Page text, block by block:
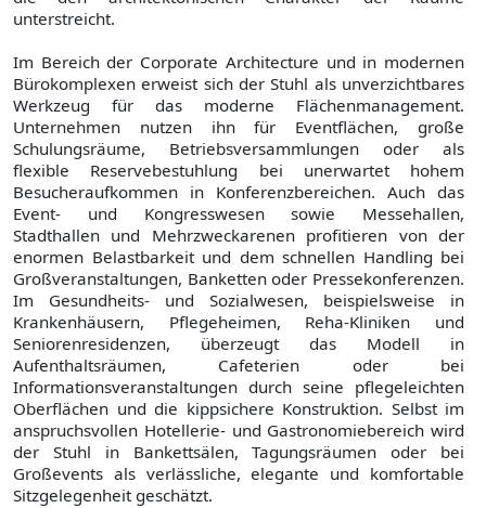
unterstreicht.
Im Bereich der Corporate Architecture und in modernen
Bürokomplexen erweist sich der Stuhl als unverzichtbares
Werkzeug für das moderne Flächenmanagement.
Unternehmen nutzen ihn für Eventflächen, große
Schulungsräume, Betriebsversammlungen oder als
flexible Reservebestuhlung bei unerwartet hohem
Besucheraufkommen in Konferenzbereichen. Auch das
Event- und Kongresswesen sowie Messehallen,
Stadthallen und Mehrzweckarenen profitieren von der
enormen Belastbarkeit und dem schnellen Handling bei
Großveranstaltungen, Banketten oder Pressekonferenzen.
Im Gesundheits- und Sozialwesen, beispielsweise in
Krankenhäusern, Pflegeheimen, Reha-Kliniken und
Seniorenresidenzen, überzeugt das Modell in
Aufenthaltsräumen, Cafeterien oder bei
Informationsveranstaltungen durch seine pflegeleichten
Oberflächen und die kippsichere Konstruktion. Selbst im
anspruchsvollen Hotellerie- und Gastronomiebereich wird
der Stuhl in Bankettsälen, Tagungsräumen oder bei
Großevents als verlässliche, elegante und komfortable
Sitzgelegenheit geschätzt.